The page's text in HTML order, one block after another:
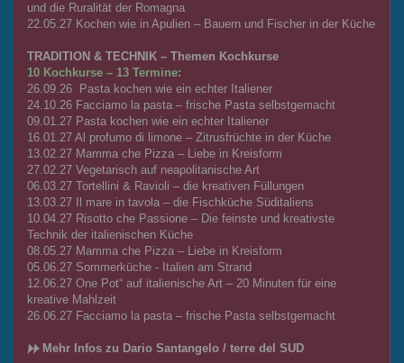
und die Ruralität der Romagna
22.05.27 Kochen wie in Apulien – Bauern und Fischer in der Küche
TRADITION & TECHNIK – Themen Kochkurse
10 Kochkurse – 13 Termine:
26.09.26 Pasta kochen wie ein echter Italiener
24.10.26 Facciamo la pasta – frische Pasta selbstgemacht
09.01.27 Pasta kochen wie ein echter Italiener
16.01.27 Al profumo di limone – Zitrusfrüchte in der Küche
13.02.27 Mamma che Pizza – Liebe in Kreisform
27.02.27 Vegetarisch auf neapolitanische Art
06.03.27 Tortellini & Ravioli – die kreativen Füllungen
13.03.27 Il mare in tavola – die Fischküche Süditaliens
10.04.27 Risotto che Passione – Die feinste und kreativste
Technik der italienischen Küche
08.05.27 Mamma che Pizza – Liebe in Kreisform
05.06.27 Sommerküche - Italien am Strand
12.06.27 One Pot“ auf italienische Art – 20 Minuten für eine
kreative Mahlzeit
26.06.27 Facciamo la pasta – frische Pasta selbstgemacht
Mehr Infos zu Dario Santangelo / terre del SUD